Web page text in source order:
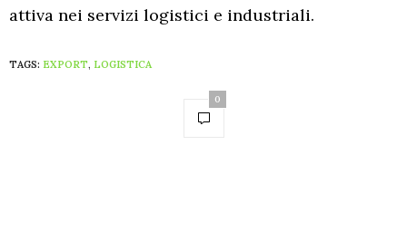
attiva nei servizi logistici e industriali.
TAGS: EXPORT, LOGISTICA
0